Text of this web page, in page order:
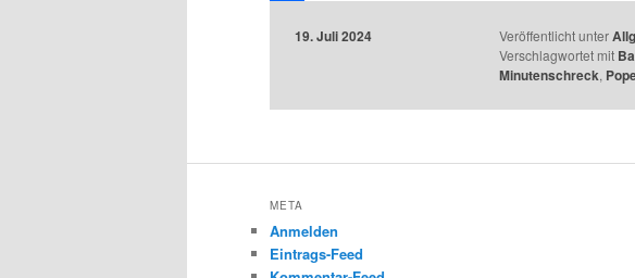
19. Juli 2024 Veröffentlicht unter
Verschlagwortet mit
Minutenschreck,
META
Anmelden
Eintrags-Feed